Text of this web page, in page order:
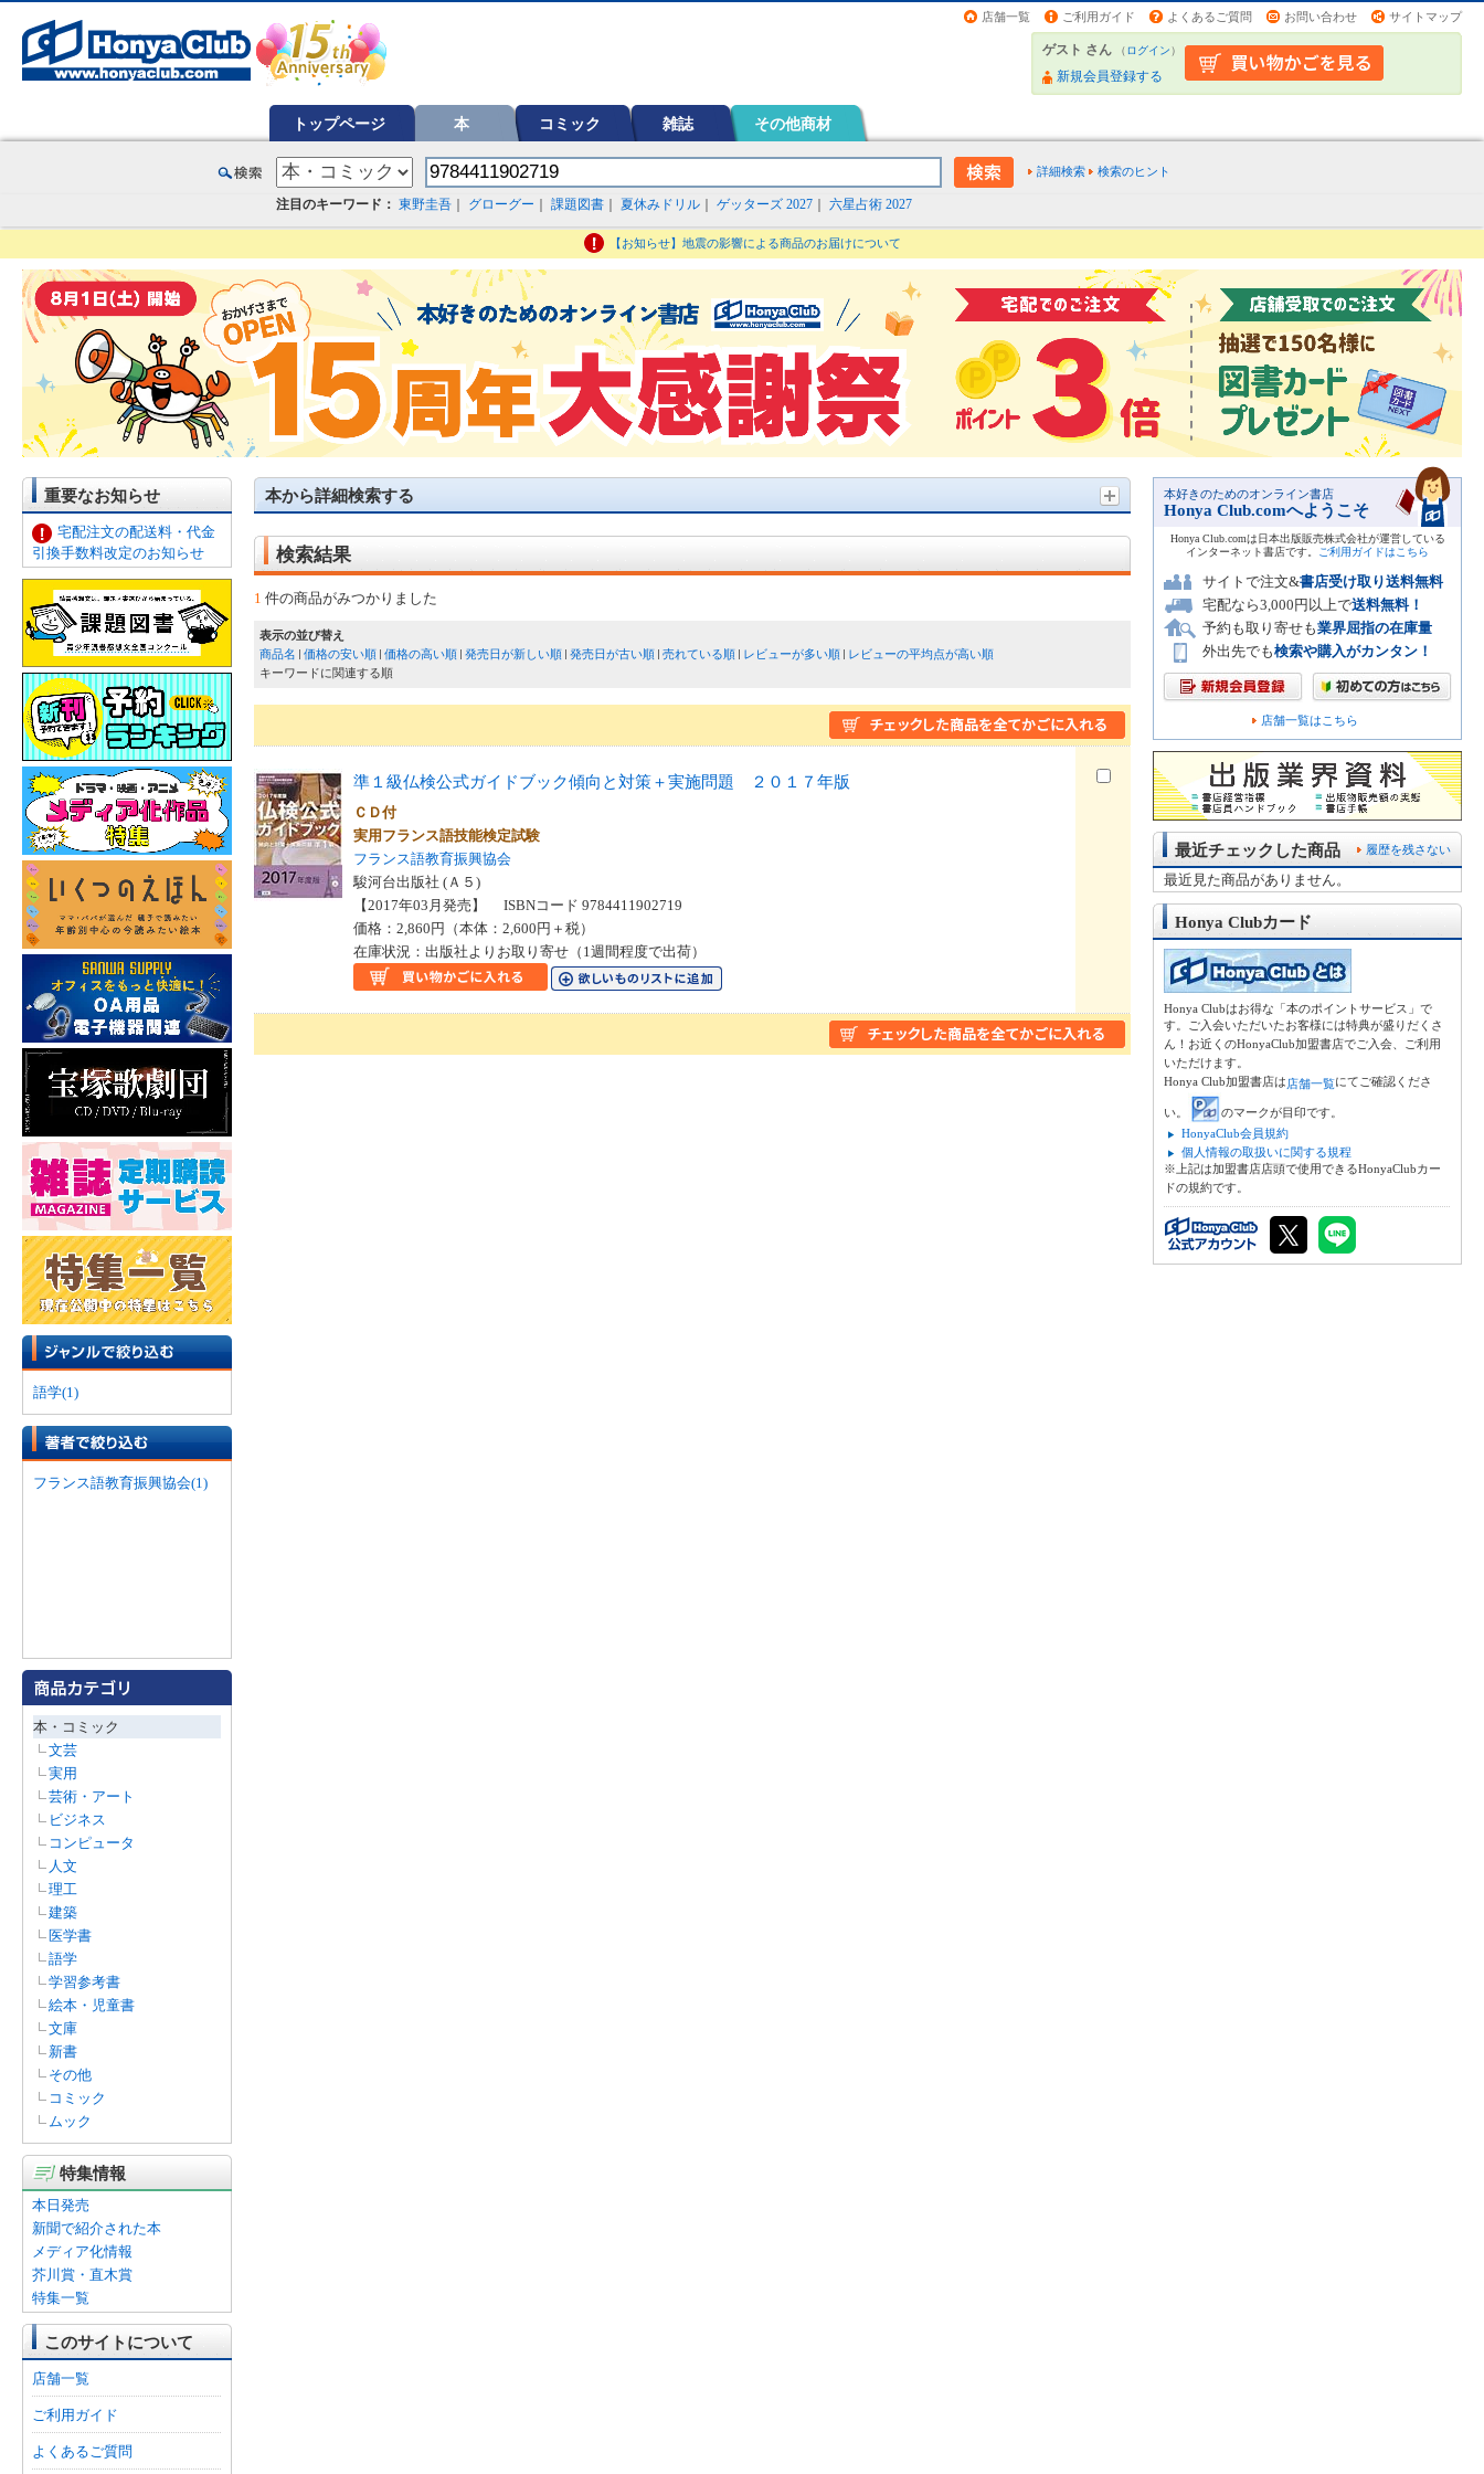
店舗一覧 ご利用ガイド よくあるご質問 お問い合わせ サイトマップ
ゲスト さん （ログイン）
新規会員登録する
トップページ 本 コミック 雑誌 その他商材
詳細検索 検索のヒント
注目のキーワード： 東野圭吾 グローグー 課題図書 夏休みドリル ゲッターズ 2027 六星占術 2027
【お知らせ】地震の影響による商品のお届けについて
重要なお知らせ
宅配注文の配送料・代金
引換手数料改定のお知らせ
語学(1)
フランス語教育振興協会(1)
本・コミック
文芸
実用
芸術・アート
ビジネス
コンピュータ
人文
理工
建築
医学書
語学
学習参考書
絵本・児童書
文庫
新書
その他
コミック
ムック
特集情報
本日発売
新聞で紹介された本
メディア化情報
芥川賞・直木賞
特集一覧
このサイトについて
店舗一覧
ご利用ガイド
よくあるご質問
本から詳細検索する
検索結果
1 件の商品がみつかりました
表示の並び替え
商品名
価格の安い順 価格の高い順 発売日が新しい順 発売日が古い順 売れている順 レビューが多い順
レビューの平均点が高い順
キーワードに関連する順
準１級仏検公式ガイドブック傾向と対策＋実施問題 ２０１７年版
ＣＤ付
実用フランス語技能検定試験
フランス語教育振興協会
駿河台出版社 (Ａ５)
【2017年03月発売】 ISBNコード 9784411902719
価格：2,860円（本体：2,600円＋税）
在庫状況：出版社よりお取り寄せ（1週間程度で出荷）
本好きのためのオンライン書店
Honya Club.comへようこそ
Honya Club.comは日本出版販売株式会社が運営している
インターネット書店です。
ご利用ガイドはこちら
サイトで注文&書店受け取り送料無料
宅配なら3,000円以上で送料無料！
予約も取り寄せも業界屈指の在庫量
外出先でも検索や購入がカンタン！
店舗一覧はこちら
履歴を残さない
最近チェックした商品
最近見た商品がありません。
Honya Clubカード
Honya Clubはお得な「本のポイントサービス」で
す。ご入会いただいたお客様には特典が盛りだくさ
ん！お近くのHonyaClub加盟書店でご入会、ご利用
いただけます。
Honya Club加盟書店は店舗一覧にてご確認くださ
い。
のマークが目印です。
HonyaClub会員規約
個人情報の取扱いに関する規程
※上記は加盟書店店頭で使用できるHonyaClubカー
ドの規約です。